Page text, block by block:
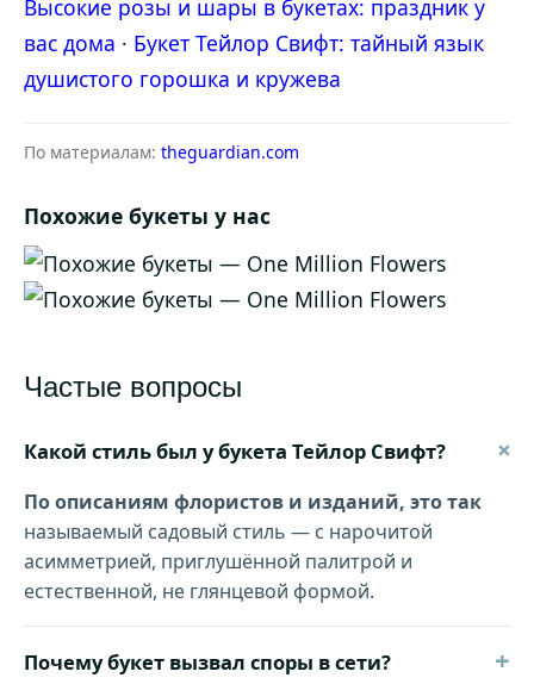
Высокие розы и шары в букетах: праздник у
вас дома · Букет Тейлор Свифт: тайный язык
душистого горошка и кружева
По материалам: theguardian.com
Похожие букеты у нас
Частые вопросы
Какой стиль был у букета Тейлор Свифт? +
По описаниям флористов и изданий, это так
называемый садовый стиль — с нарочитой
асимметрией, приглушённой палитрой и
естественной, не глянцевой формой.
Почему букет вызвал споры в сети? +